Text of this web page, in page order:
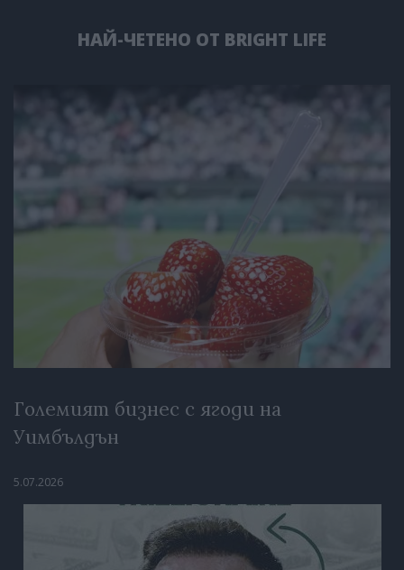
НАЙ-ЧЕТЕНО ОТ BRIGHT LIFE
Големият бизнес с ягоди на
Уимбълдън
5.07.2026